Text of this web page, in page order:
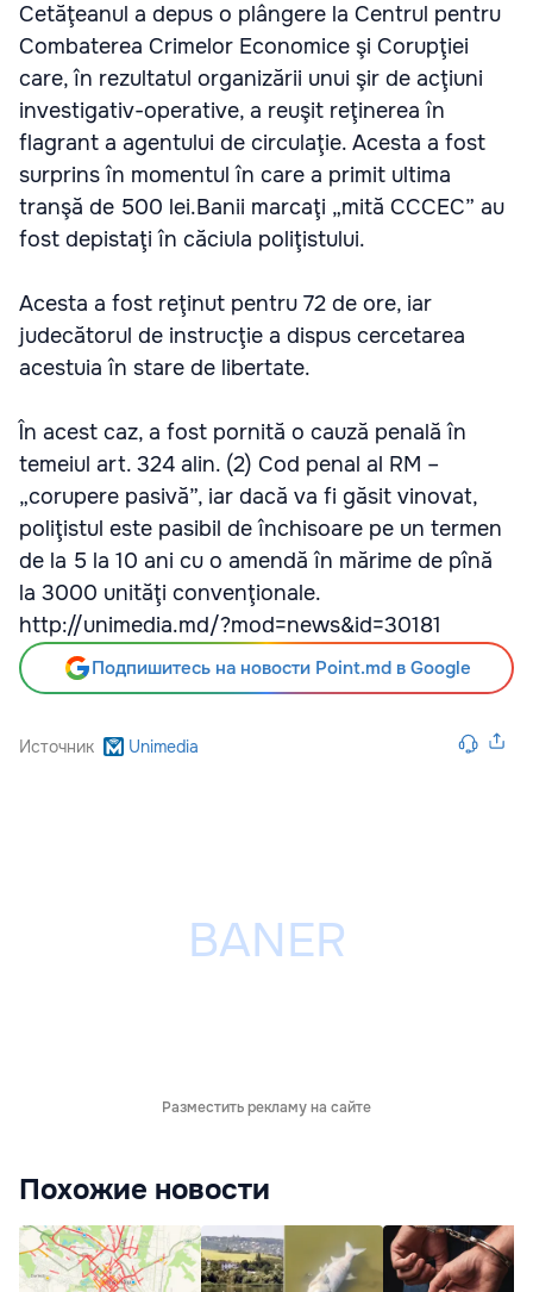
Cetăţeanul a depus o plângere la Centrul pentru
Combaterea Crimelor Economice şi Corupţiei
care, în rezultatul organizării unui şir de acţiuni
investigativ-operative, a reuşit reţinerea în
flagrant a agentului de circulaţie. Acesta a fost
surprins în momentul în care a primit ultima
tranşă de 500 lei.Banii marcaţi „mită CCCEC” au
fost depistaţi în căciula poliţistului.
Acesta a fost reţinut pentru 72 de ore, iar
judecătorul de instrucţie a dispus cercetarea
acestuia în stare de libertate.
În acest caz, a fost pornită o cauză penală în
temeiul art. 324 alin. (2) Cod penal al RM –
„corupere pasivă”, iar dacă va fi găsit vinovat,
poliţistul este pasibil de închisoare pe un termen
de la 5 la 10 ani cu o amendă în mărime de pînă
la 3000 unităţi convenţionale.
http://unimedia.md/?mod=news&id=30181
Подпишитесь на новости Point.md в Google
Источник Unimedia
Разместить рекламу на сайте
Похожие новости